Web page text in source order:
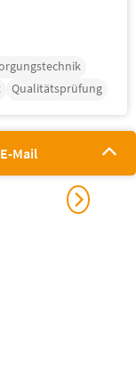
Qualitätsprüfung
Mail